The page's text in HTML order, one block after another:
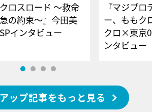
クロスロード ～救命
の約束～』今田美
インタビュー
『マジプロ
ー、ももク
クロ×東京
ンタビュー
ップ記事をもっと見る